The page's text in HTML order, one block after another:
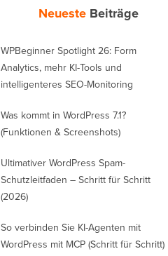
Neueste Beiträge
WPBeginner Spotlight 26: Form
Analytics, mehr KI-Tools und
intelligenteres SEO-Monitoring
Was kommt in WordPress 7.1?
(Funktionen & Screenshots)
Ultimativer WordPress Spam-
Schutzleitfaden – Schritt für Schritt
(2026)
So verbinden Sie KI-Agenten mit
WordPress mit MCP (Schritt für Schritt)